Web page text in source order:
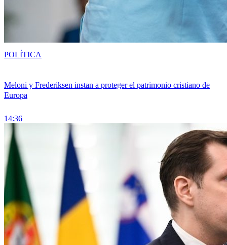
Meloni y Frederiksen instan a proteger el patrimonio cristiano de
Europa
14:36
POLÍTICA